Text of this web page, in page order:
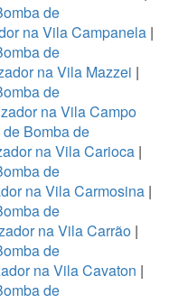
de
na Vila Campanela |
de
na Vila Mazzei |
de
na Vila Campo
Bomba de
na Vila Carioca|
de
na Vila Carmosina|
de
na Vila Carrão |
de
na Vila Cavaton |
de